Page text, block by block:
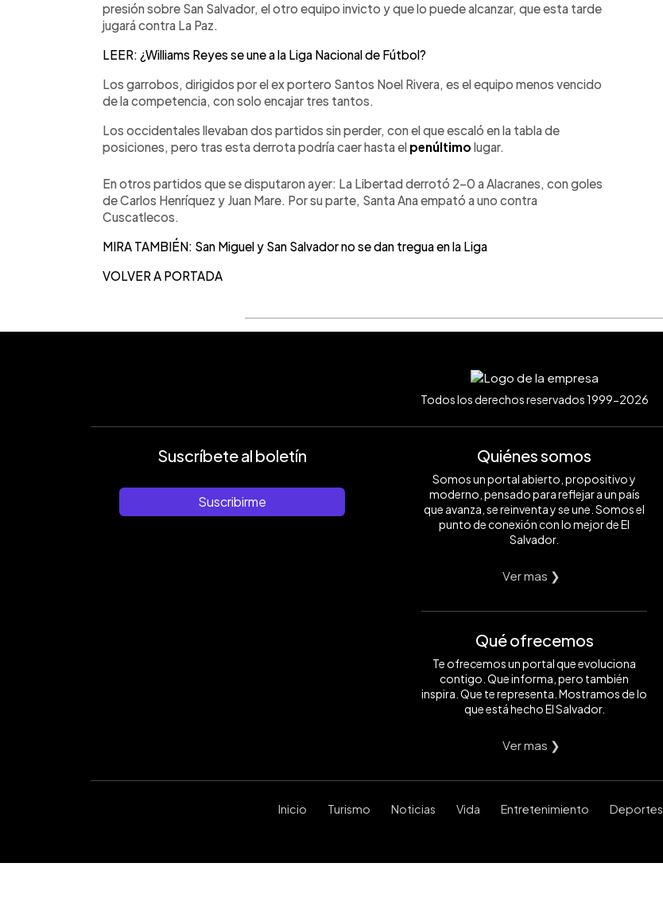
presión sobre San Salvador, el otro equipo invicto y que lo puede alcanzar, que esta tarde
jugará contra La Paz.
LEER: ¿Williams Reyes se une a la Liga Nacional de Fútbol?
Los garrobos, dirigidos por el ex portero Santos Noel Rivera, es el equipo menos vencido
de la competencia, con solo encajar tres tantos.
Los occidentales llevaban dos partidos sin perder, con el que escaló en la tabla de
posiciones, pero tras esta derrota podría caer hasta el penúltimo lugar.
En otros partidos que se disputaron ayer: La Libertad derrotó 2-0 a Alacranes, con goles
de Carlos Henríquez y Juan Mare. Por su parte, Santa Ana empató a uno contra
Cuscatlecos.
MIRA TAMBIÉN: San Miguel y San Salvador no se dan tregua en la Liga
VOLVER A PORTADA
Todos los derechos reservados 1999-2026
Suscríbete al boletín
Suscribirme
Quiénes somos
Somos un portal abierto, propositivo y
moderno, pensado para reflejar a un país
que avanza, se reinventa y se une. Somos el
punto de conexión con lo mejor de El
Salvador.
Ver mas ❯
Qué ofrecemos
Te ofrecemos un portal que evoluciona
contigo. Que informa, pero también
inspira. Que te representa. Mostramos de lo
que está hecho El Salvador.
Ver mas ❯
Inicio Turismo Noticias Vida Entretenimiento Deportes